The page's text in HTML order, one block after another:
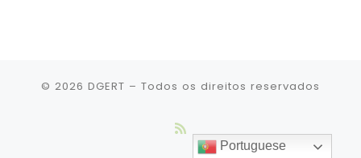
© 2026 DGERT – Todos os direitos reservados
Portuguese